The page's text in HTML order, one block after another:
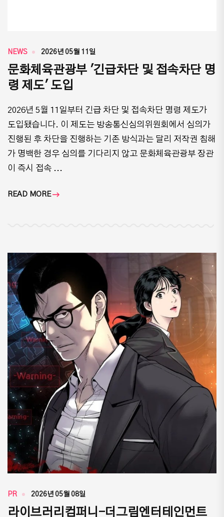
NEWS 2026년 05월 11일
문화체육관광부 '긴급차단 및 접속차단 명
령 제도' 도입
2026년 5월 11일부터 긴급 차단 및 접속차단 명령 제도가
도입됐습니다. 이 제도는 방송통신심의위원회에서 심의가
진행된 후 차단을 진행하는 기존 방식과는 달리 저작권 침해
가 명백한 경우 심의를 기다리지 않고 문화체육관광부 장관
이 즉시 접속 ...
READ MORE
PR 2026년 05월 08일
라이브러리컴퍼니-더그림엔터테인먼트